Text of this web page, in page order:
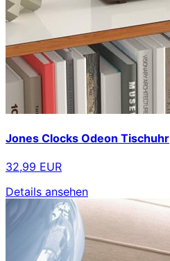
Jones Clocks Odeon Tischuhr
32,99 EUR
Details ansehen